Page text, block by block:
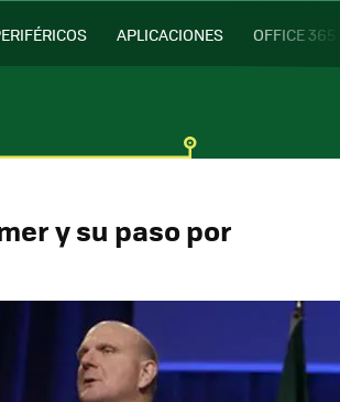
APLICACIONES OFFICE 365
y su paso por